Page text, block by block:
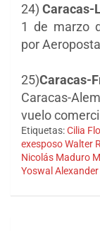
24) Caracas-
1 de marzo
por
25)Caracas-
Caracas-
vuelo
Etiquetas:Cilia
exesposo Walter
Nicolás Maduro
Yoswal